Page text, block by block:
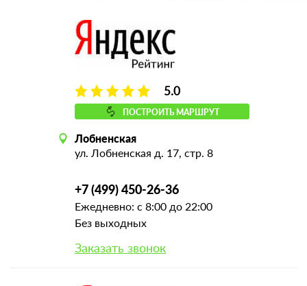
5.0
ПОСТРОИТЬ МАРШРУТ
Лобненская
ул. Лобненская д. 17, стр. 8
+7 (499) 450-26-36
Ежедневно: с 8:00 до 22:00
Без выходных
Заказать звонок